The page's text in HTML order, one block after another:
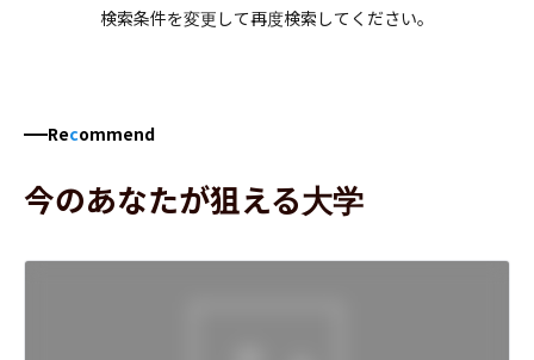
検索条件を変更して再度検索してください。
Recommend
今のあなたが狙える大学